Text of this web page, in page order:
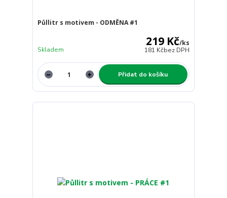
Půllitr s motivem - ODMĚNA #1
219 Kč/ks
181 Kčbez DPH
Skladem
Přidat do košíku